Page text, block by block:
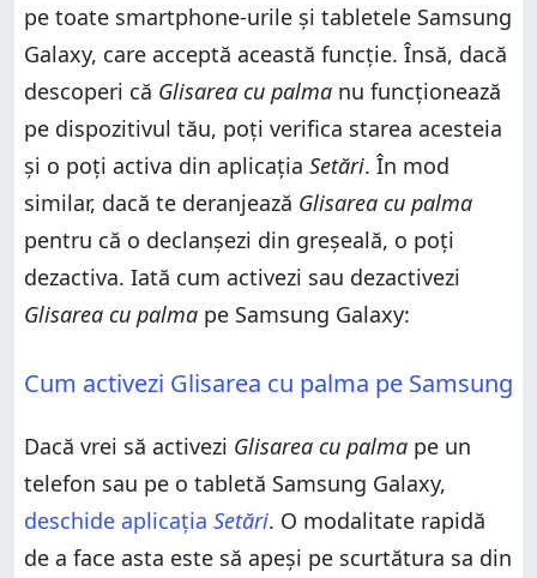
pe toate smartphone-urile și tabletele Samsung
Galaxy, care acceptă această funcție. Însă, dacă
descoperi că Glisarea cu palma nu funcționează
pe dispozitivul tău, poți verifica starea acesteia
și o poți activa din aplicația Setări. În mod
similar, dacă te deranjează Glisarea cu palma
pentru că o declanșezi din greșeală, o poți
dezactiva. Iată cum activezi sau dezactivezi
Glisarea cu palma pe Samsung Galaxy:
Cum activezi Glisarea cu palma pe Samsung
Dacă vrei să activezi Glisarea cu palma pe un
telefon sau pe o tabletă Samsung Galaxy,
deschide aplicația Setări. O modalitate rapidă
de a face asta este să apeși pe scurtătura sa din